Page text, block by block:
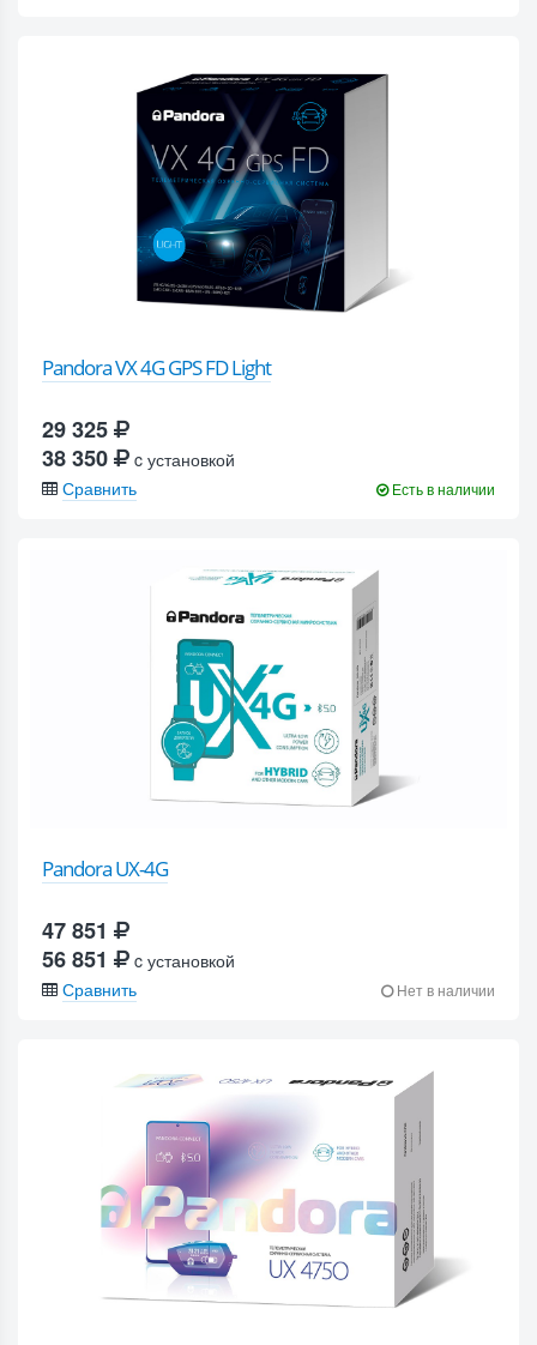
Pandora VX 4G GPS FD Light
29 325
38 350
c установкой
Сравнить
Есть в наличии
Pandora UX-4G
47 851
56 851
c установкой
Сравнить
Нет в наличии